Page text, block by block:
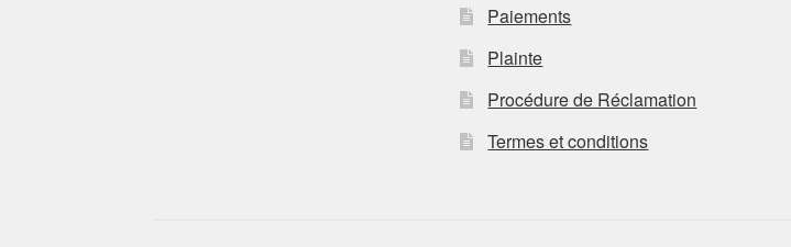
Paiements
Plainte
Procédure de Réclamation
Termes et conditions